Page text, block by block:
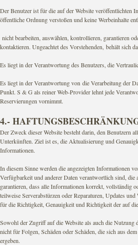
Der Benutzer ist für die auf der Website veröffentlichten
öffentliche Ordnung verstoßen und keine Werbeinhalte
nicht bearbeiten, auswählen, kontrollieren, garantieren
kontaktieren. Ungeachtet des Vorstehenden, behält sich
Es liegt in der Verantwortung des Benutzers, die
Es liegt in der Verantwortung von die Verarbeitung der
Punkt. S & G als reiner Web-Provider lehnt jede
Reservierungen vornimmt.
4.-
Der Zweck dieser Website besteht darin, den Benutzern
Unterkünften. Ziel ist es, die Aktualisierung und
Informationen.
In diesem Sinne werden die angezeigten Informationen
Verfügbarkeit und anderer Daten verantwortlich sind, die
garantieren, dass alle Informationen korrekt, vollständig
teilweise Serverabstürzen oder Reparaturen, Updates
für die Richtigkeit, Genauigkeit und Richtigkeit der auf
Sowohl der Zugriff auf die Website als auch die
nicht für Folgen, Schäden oder Schäden, die sich aus
ergeben.